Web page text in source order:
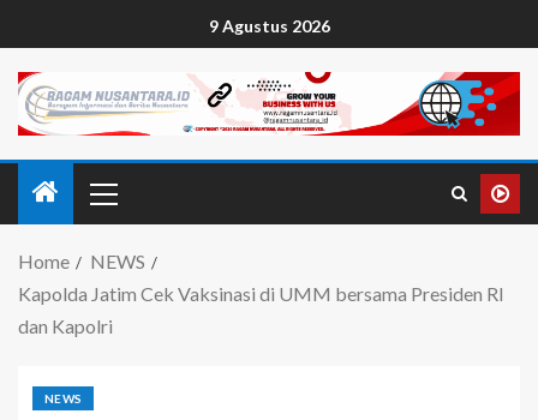
9 Agustus 2026
Home
NEWS
Kapolda Jatim Cek Vaksinasi di UMM bersama Presiden RI
dan Kapolri
NEWS